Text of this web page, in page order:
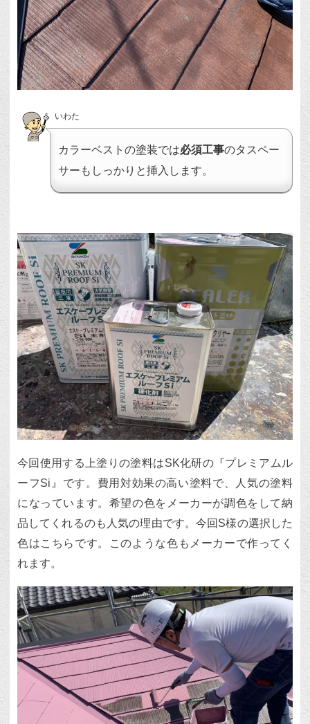
いわた
カラーベストの塗装では必須工事のタスペー
サーもしっかりと挿入します。
今回使用する上塗りの塗料はSK化研の『プレミアムル
ーフSi』です。費用対効果の高い塗料で、人気の塗料
になっています。希望の色をメーカーが調色をして納
品してくれるのも人気の理由です。今回S様の選択した
色はこちらです。このような色もメーカーで作ってく
れます。